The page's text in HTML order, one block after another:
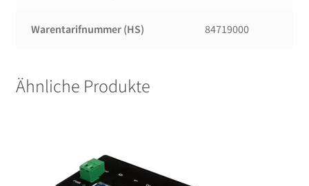
Warentarifnummer (HS) 84719000
Ähnliche Produkte